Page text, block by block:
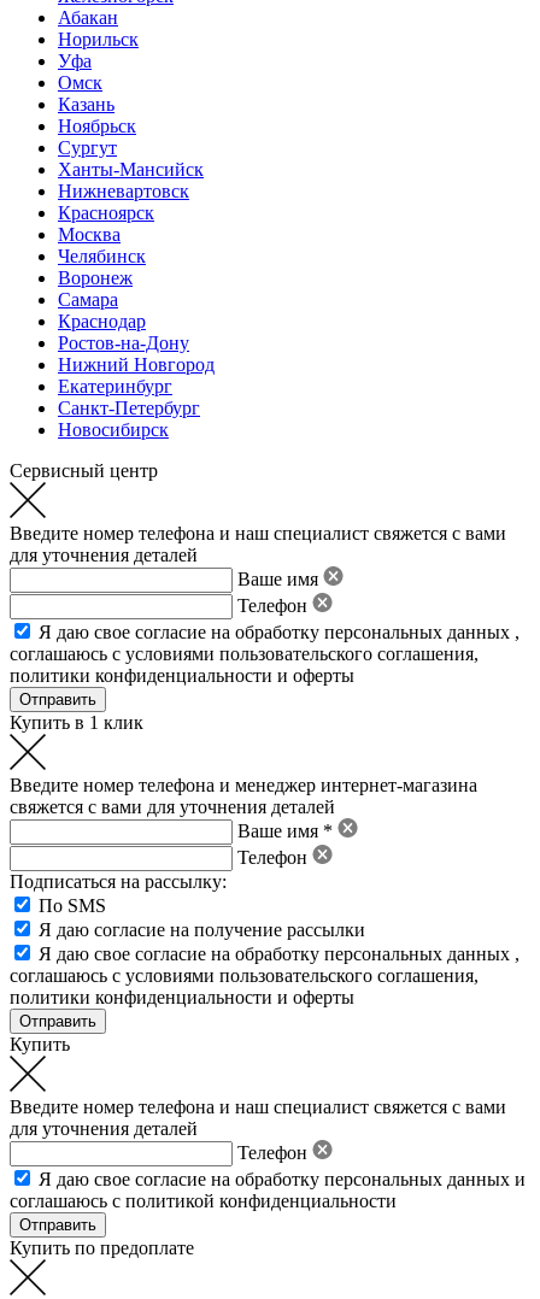
Абакан
Норильск
Уфа
Омск
Казань
Ноябрьск
Сургут
Ханты-Мансийск
Нижневартовск
Красноярск
Москва
Челябинск
Воронеж
Самара
Краснодар
Ростов-на-Дону
Нижний Новгород
Екатеринбург
Санкт-Петербург
Новосибирск
Сервисный центр
Введите номер телефона и наш специалист свяжется с вами
для уточнения деталей
Ваше имя
Телефон
Я даю свое согласие на обработку персональных данных ,
соглашаюсь с условиями пользовательского соглашения,
политики конфиденциальности и оферты
Купить в 1 клик
Введите номер телефона и менеджер интернет-магазина
свяжется с вами для уточнения деталей
Ваше имя *
Телефон
Подписаться на рассылку:
По SMS
Я даю согласие на получение рассылки
Я даю свое согласие на обработку персональных данных ,
соглашаюсь с условиями пользовательского соглашения,
политики конфиденциальности и оферты
Купить
Введите номер телефона и наш специалист свяжется с вами
для уточнения деталей
Телефон
Я даю свое согласие на обработку персональных данных и
соглашаюсь с политикой конфиденциальности
Купить по предоплате